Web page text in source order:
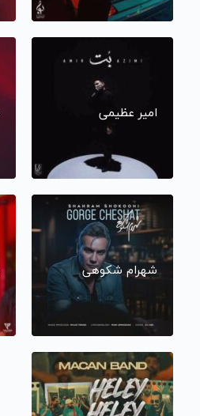
امیر عظیمی
شهرام شکوهی